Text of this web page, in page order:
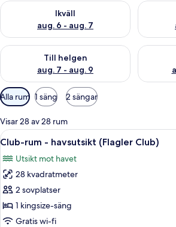
Ikväll
aug. 6 - aug. 7
Kontrollera tillgängligheten för ikväll aug.
Till helgen
aug. 7 - aug. 9
Kontrollera tillgängligheten för den här
Tillgängliga
filter
för
rum
Alla rum 1 säng 2 sängar
Visar 28 av 28 rum
Öppna
alla
foton
för
Club-
rum
-
Ett
3
Club-rum - havsutsikt (Flagler Club)
Utsikt mot havet
28 kvadratmeter
2 sovplatser
1 kingsize-säng
Gratis wi-fi